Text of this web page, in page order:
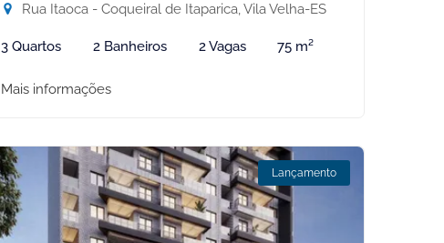
Rua Itaoca - Coqueiral de Itaparica, Vila Velha-ES
3 Quartos 2 Banheiros 2 Vagas 75 m²
Mais informações
Lançamento